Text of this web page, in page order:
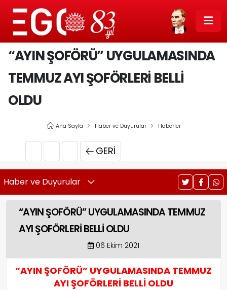
“AYIN ŞOFÖRÜ” UYGULAMASINDA
TEMMUZ AYI ŞOFÖRLERİ BELLİ
OLDU
Ana Sayfa Haber ve Duyurular Haberler
GERI
Haber ve Duyurular
“AYIN ŞOFÖRÜ” UYGULAMASINDA TEMMUZ
AYI ŞOFÖRLERİ BELLİ OLDU
06 Ekim 2021
“AYIN ŞOFÖRÜ” UYGULAMASINDA TEMMUZ
AYI ŞOFÖRLERİ BELLİ OLDU